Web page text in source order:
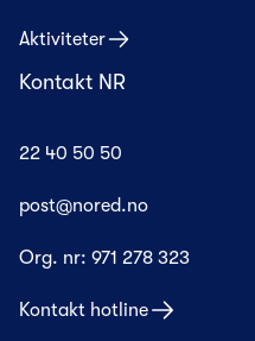
Aktiviteter
Kontakt NR
22 40 50 50
post@nored.no
Org. nr: 971 278 323
Kontakt hotline